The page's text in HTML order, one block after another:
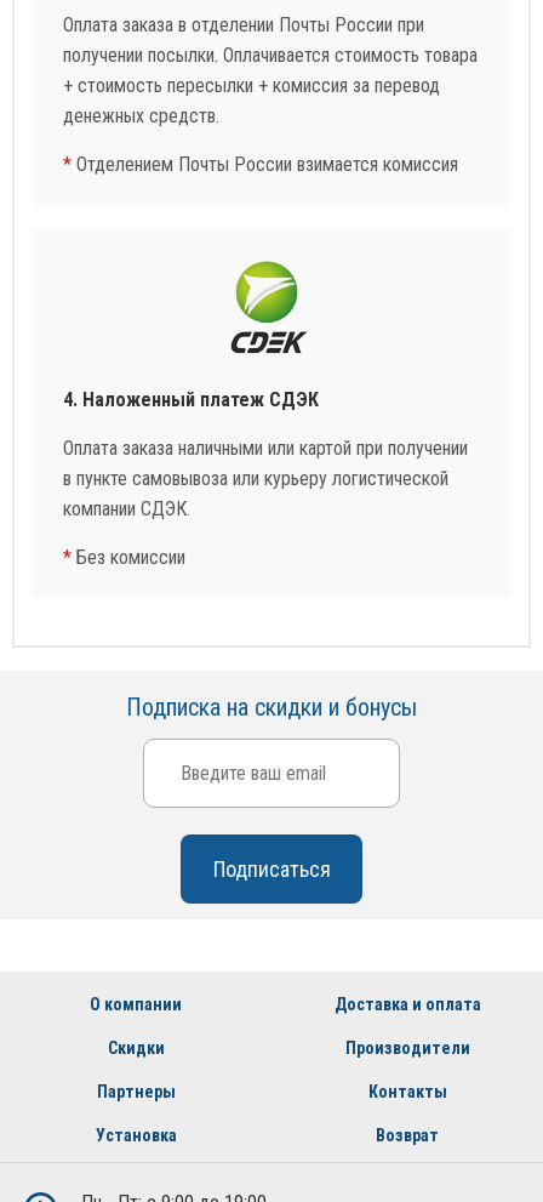
Оплата заказа в отделении Почты России при
получении посылки. Оплачивается стоимость товара
+ стоимость пересылки + комиссия за перевод
денежных средств.
* Отделением Почты России взимается комиссия
4. Наложенный платеж СДЭК
Оплата заказа наличными или картой при получении
в пункте самовывоза или курьеру логистической
компании СДЭК.
* Без комиссии
Подписка на скидки и бонусы
О компании Доставка и оплата
Скидки Производители
Партнеры Контакты
Установка Возврат